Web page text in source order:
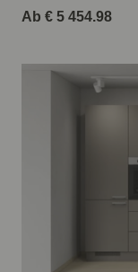
Ab € 5 454.98